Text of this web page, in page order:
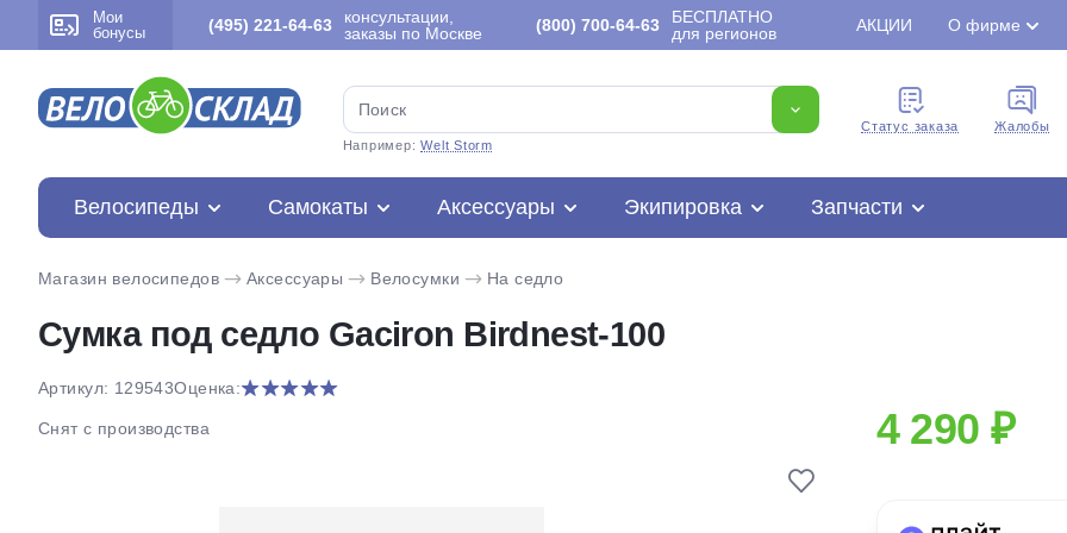
Мои
бонусы
(495) 221-64-63
консультации,
заказы по Москве
(800) 700-64-63
БЕСПЛАТНО
для регионов
АКЦИИ О фирме
Например:Welt Storm
Cтатус заказа Жалобы
Велосипеды Самокаты Аксессуары Экипировка Запчасти
Магазин велосипедов Аксессуары Велосумки На седло
Сумка под седло Gaciron Birdnest-100
Артикул: 129543Оценка:
Снят с производства 4 290 ₽
без переплат